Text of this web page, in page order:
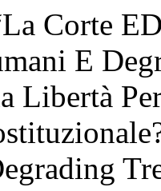
Corte
E
Libertà